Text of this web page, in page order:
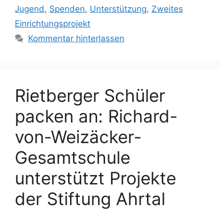
Jugend, Spenden, Unterstützung, Zweites
Einrichtungsprojekt
Kommentar hinterlassen
Rietberger Schüler
packen an: Richard-
von-Weizäcker-
Gesamtschule
unterstützt Projekte
der Stiftung Ahrtal